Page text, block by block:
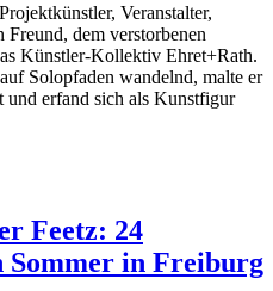
Veranstalter,
Freund, dem verstorbenen
Künstler-Kollektiv Ehret+Rath.
Solopfaden wandelnd, malte er
und erfand sich als Kunstfigur
Feetz: 24
Sommer in Freiburg